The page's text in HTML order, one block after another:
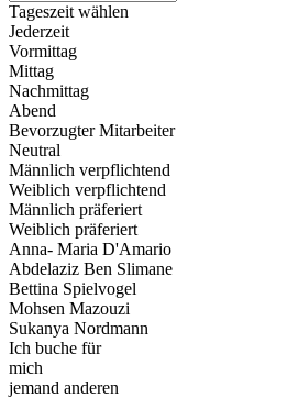
Tageszeit wählen
Jederzeit
Vormittag
Mittag
Nachmittag
Abend
Bevorzugter Mitarbeiter
Neutral
Männlich verpflichtend
Weiblich verpflichtend
Männlich präferiert
Weiblich präferiert
Anna- Maria D'Amario
Abdelaziz Ben Slimane
Bettina Spielvogel
Mohsen Mazouzi
Sukanya Nordmann
Ich buche für
mich
jemand anderen